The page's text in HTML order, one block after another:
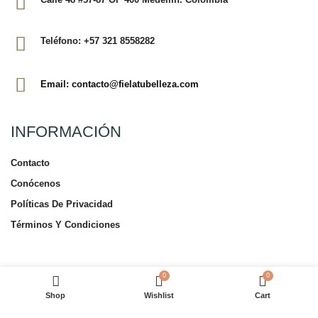
Teléfono: +57 321 8558282
Email: contacto@fielatubelleza.com
INFORMACIÓN
Contacto
Conócenos
Políticas De Privacidad
Términos Y Condiciones
TIENDA EN LÍNEA
Shop
0
Wishlist
0
Cart